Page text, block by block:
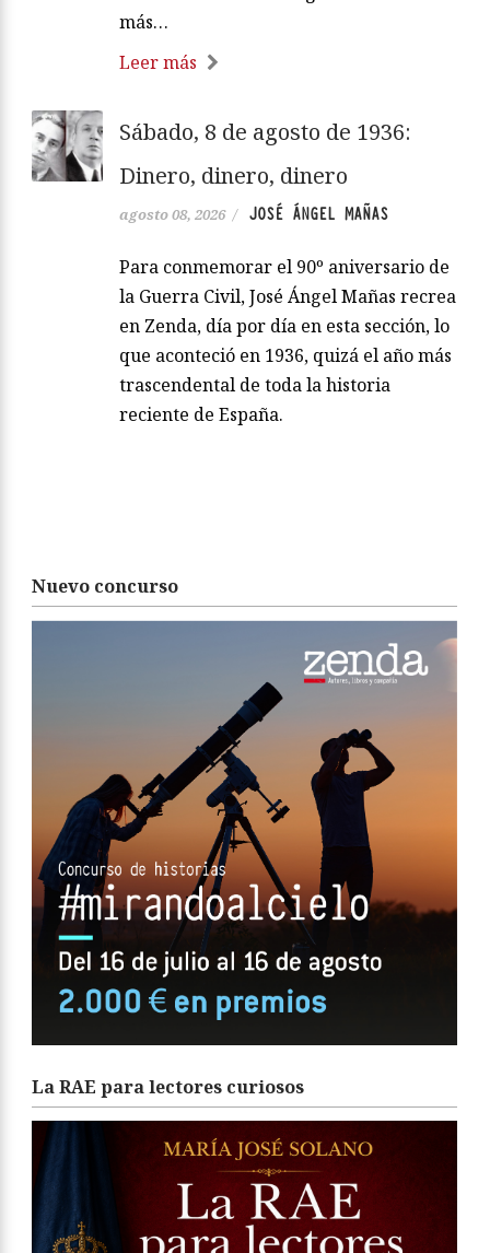
más…
Leer más
Sábado, 8 de agosto de 1936:
Dinero, dinero, dinero
agosto 08, 2026 / JOSÉ ÁNGEL MAÑAS
Para conmemorar el 90º aniversario de
la Guerra Civil, José Ángel Mañas recrea
en Zenda, día por día en esta sección, lo
que aconteció en 1936, quizá el año más
trascendental de toda la historia
reciente de España.
Nuevo concurso
La RAE para lectores curiosos